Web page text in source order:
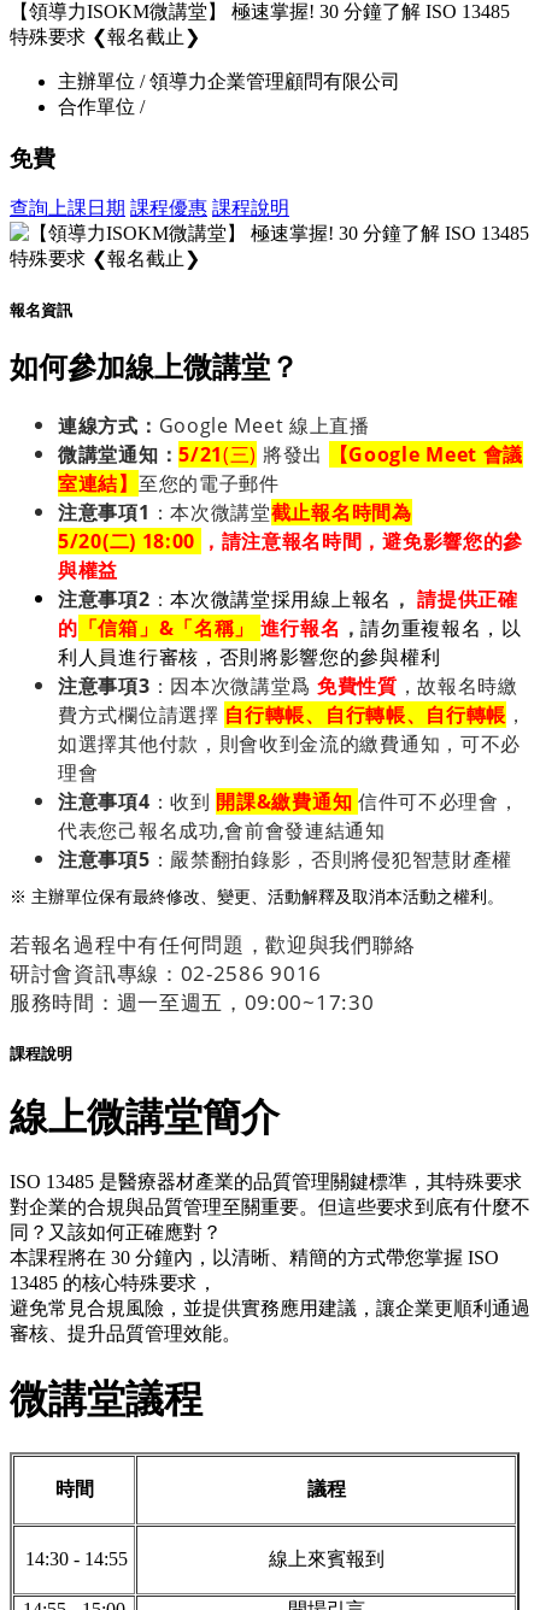
【領導力ISOKM微講堂】 極速掌握! 30 分鐘了解 ISO 13485
特殊要求 ❮報名截止❯
主辦單位 / 領導力企業管理顧問有限公司
合作單位 /
免費
查詢上課日期 課程優惠 課程說明
報名資訊
如何參加線上微講堂？
連線方式： Google Meet 線上直播
微講堂通知 ：5/21(三) 將發出
【Google Meet 會議
室連結】 至您的電子郵件
注意事項1 ：本次微講堂截止報名時間為
5/20(二) 18:00 ，請注意報名時間，避免影響您的參
與權益
注意事項2 ：本次微講堂採用線上報名 ，請提供正確
的 「信箱」&「名稱」 進行報名 ，請勿重複報名，以
利人員進行審核，否則將影響您的參與權利
注意事項3 ：因本次微講堂爲 免費性質 ，故報名時繳
費方式欄位請選擇 自行轉帳、 自行轉帳、 自行轉帳 ，
如選擇其他付款，則會收到金流的繳費通知，可不必
理會
注意事項4 ：收到 開課&繳費通知 信件可不必理會，
代表您己報名成功,會前會發連結通知
注意事項5 ：嚴禁翻拍錄影，否則將侵犯智慧財產權
※ 主辦單位保有最終修改、變更、活動解釋及取消本活動之權利。
若報名過程中有任何問題，歡迎與我們聯絡
研討會資訊專線：02-2586 9016
服務時間：週一至週五，09:00~17:30
課程說明
線上微講堂簡介
ISO 13485 是醫療器材產業的品質管理關鍵標準，其特殊要求
對企業的合規與品質管理至關重要。但這些要求到底有什麼不
同？又該如何正確應對？
本課程將在 30 分鐘內，以清晰、精簡的方式帶您掌握 ISO
13485 的核心特殊要求，
避免常見合規風險，並提供實務應用建議，讓企業更順利通過
審核、提升品質管理效能。
微講堂議程
時間 議程
14:30 - 14:55 線上來賓報到